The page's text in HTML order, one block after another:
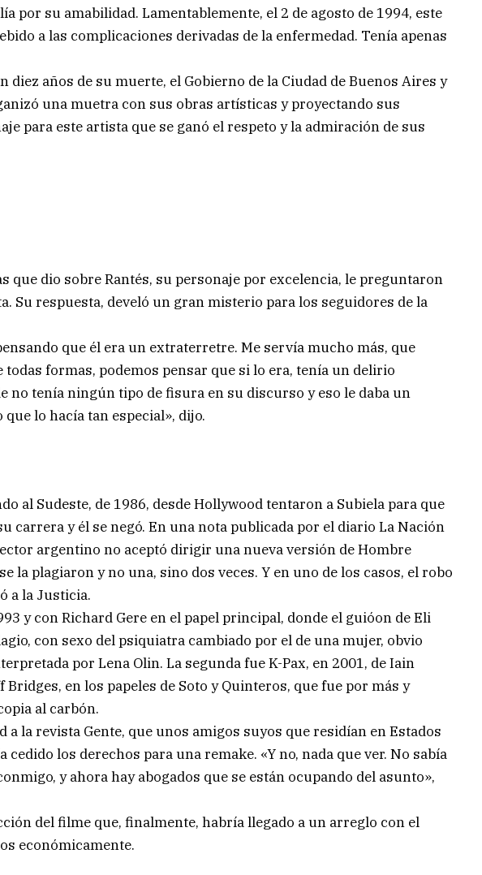
por su amabilidad. Lamentablemente, el 2 de agosto de 1994, este
a las complicaciones derivadas de la enfermedad. Tenía apenas
diez años de su muerte, el Gobierno de la Ciudad de Buenos Aires y
una muetra con sus obras artísticas y proyectando sus
para este artista que se ganó el respeto y la admiración de sus
que dio sobre Rantés, su personaje por excelencia, le preguntaron
Su respuesta, develó un gran misterio para los seguidores de la
que él era un extraterretre. Me servía mucho más, que
todas formas, podemos pensar que si lo era, tenía un delirio
no tenía ningún tipo de fisura en su discurso y eso le daba un
lo hacía tan especial», dijo.
al Sudeste, de 1986, desde Hollywood tentaron a Subiela para que
carrera y él se negó. En una nota publicada por el diario La Nación
argentino no aceptó dirigir una nueva versión de Hombre
la plagiaron y no una, sino dos veces. Y en uno de los casos, el robo
a la Justicia.
y con Richard Gere en el papel principal, donde el guióon de Eli
con sexo del psiquiatra cambiado por el de una mujer, obvio
por Lena Olin. La segunda fue K-Pax, en 2001, de Iain
Bridges, en los papeles de Soto y Quinteros, que fue por más y
al carbón.
a la revista Gente, que unos amigos suyos que residían en Estados
los derechos para una remake. «Y no, nada que ver. No sabía
y ahora hay abogados que se están ocupando del asunto»,
del filme que, finalmente, habría llegado a un arreglo con el
económicamente.